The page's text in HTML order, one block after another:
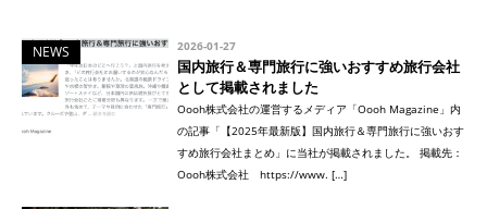
NEWS 2026-01-27
国内旅行＆専門旅行に強いおすすめ旅行会社
として掲載されました
Oooh株式会社の運営するメディア「Oooh Magazine」内
の記事「【2025年最新版】国内旅行＆専門旅行に強いおす
すめ旅行会社まとめ」に当社が掲載されました。 掲載先：
Oooh株式会社 https://www. […]